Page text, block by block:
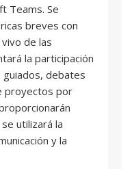
Teams. Se
breves con
de las
la participación
debates
proyectos por
utilizará la
y la